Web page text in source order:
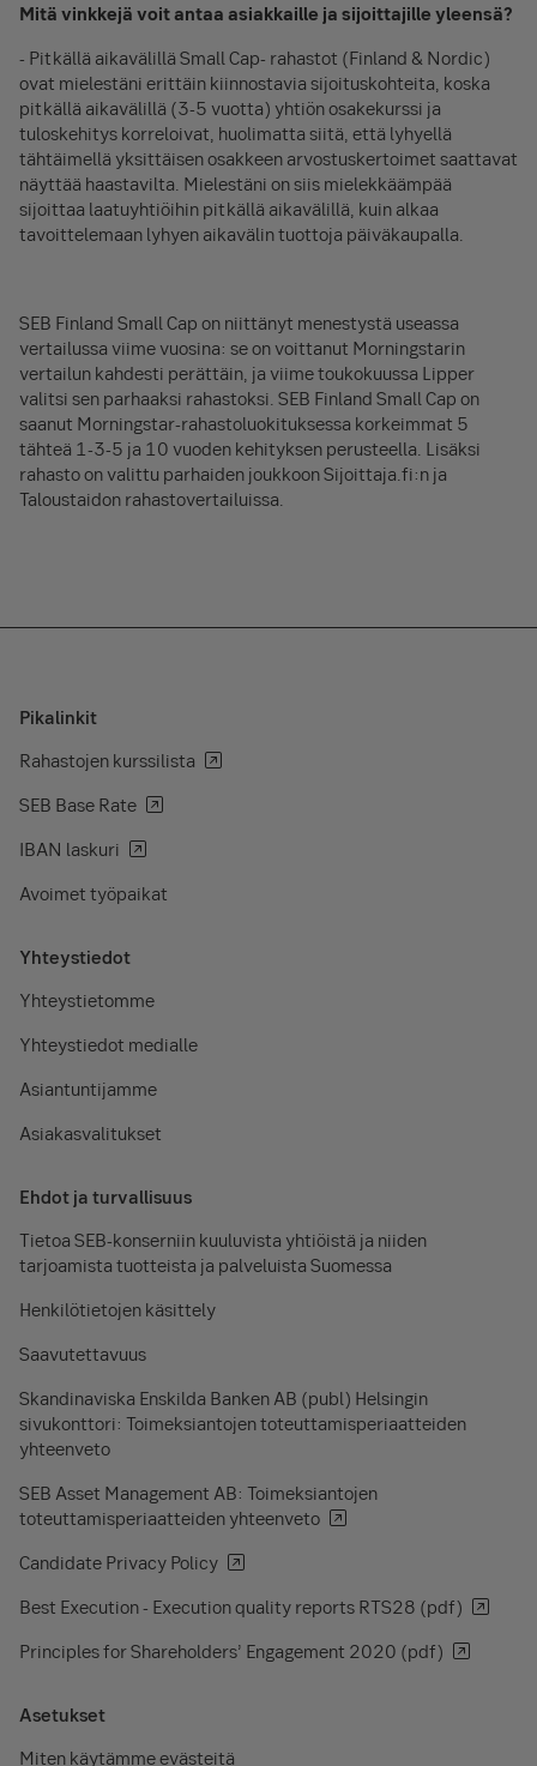
Mitä vinkkejä voit antaa asiakkaille ja sijoittajille yleensä?
- Pitkällä aikavälillä Small Cap- rahastot (Finland & Nordic)
ovat mielestäni erittäin kiinnostavia sijoituskohteita, koska
pitkällä aikavälillä (3-5 vuotta) yhtiön osakekurssi ja
tuloskehitys korreloivat, huolimatta siitä, että lyhyellä
tähtäimellä yksittäisen osakkeen arvostuskertoimet saattavat
näyttää haastavilta. Mielestäni on siis mielekkäämpää
sijoittaa laatuyhtiöihin pitkällä aikavälillä, kuin alkaa
tavoittelemaan lyhyen aikavälin tuottoja päiväkaupalla.
SEB Finland Small Cap on niittänyt menestystä useassa
vertailussa viime vuosina: se on voittanut Morningstarin
vertailun kahdesti perättäin, ja viime toukokuussa Lipper
valitsi sen parhaaksi rahastoksi. SEB Finland Small Cap on
saanut Morningstar-rahastoluokituksessa korkeimmat 5
tähteä 1-3-5 ja 10 vuoden kehityksen perusteella. Lisäksi
rahasto on valittu parhaiden joukkoon Sijoittaja.fi:n ja
Taloustaidon rahastovertailuissa.
Pikalinkit
Rahastojen kurssilista
SEB Base Rate
IBAN laskuri
Avoimet työpaikat
Yhteystiedot
Yhteystietomme
Yhteystiedot medialle
Asiantuntijamme
Asiakasvalitukset
Ehdot ja turvallisuus
Tietoa SEB-konserniin kuuluvista yhtiöistä ja niiden
tarjoamista tuotteista ja palveluista Suomessa
Henkilötietojen käsittely
Saavutettavuus
Skandinaviska Enskilda Banken AB (publ) Helsingin
sivukonttori: Toimeksiantojen toteuttamisperiaatteiden
yhteenveto
SEB Asset Management AB: Toimeksiantojen
toteuttamisperiaatteiden yhteenveto
Candidate Privacy Policy
Best Execution - Execution quality reports RTS28 (pdf)
Principles for Shareholders’ Engagement 2020 (pdf)
Asetukset
Miten käytämme evästeitä